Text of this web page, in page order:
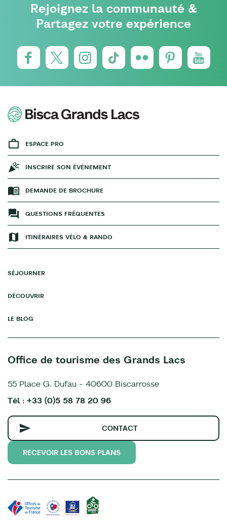
Rejoignez la communauté &
Partagez votre expérience
ESPACE PRO
INSCRIRE SON ÉVÉNEMENT
DEMANDE DE BROCHURE
QUESTIONS FRÉQUENTES
ITINÉRAIRES VÉLO & RANDO
SÉJOURNER
DÉCOUVRIR
LE BLOG
Office de tourisme des Grands Lacs
55 Place G. Dufau - 40600 Biscarrosse
Tél : +33 (0)5 58 78 20 96
CONTACT
RECEVOIR LES BONS PLANS